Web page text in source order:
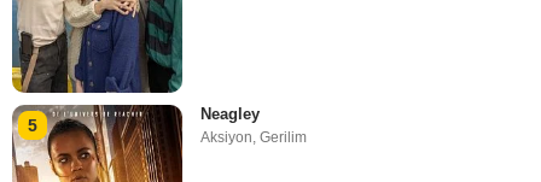
5
Neagley
Aksiyon ,Gerilim